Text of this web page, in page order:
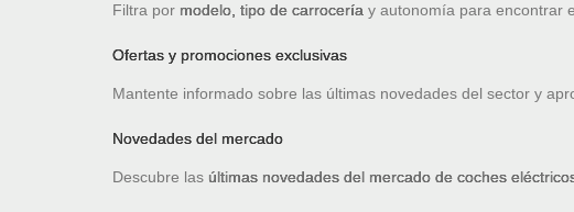
Filtra por modelo, tipo de carrocería y autonomía para encontrar
Ofertas y promociones exclusivas
Mantente informado sobre las últimas novedades del sector y
Novedades del mercado
Descubre las últimas novedades del mercado de coches